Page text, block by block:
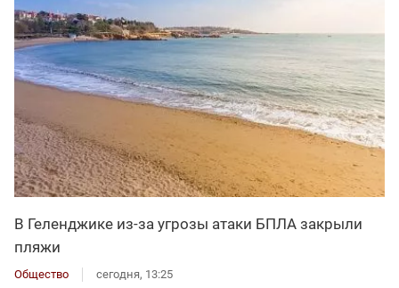
В Геленджике из-за угрозы атаки БПЛА закрыли
пляжи
Общество сегодня, 13:25